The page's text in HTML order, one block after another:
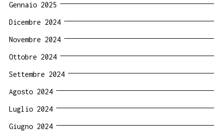
Gennaio 2025
Dicembre 2024
Novembre 2024
Ottobre 2024
Settembre 2024
Agosto 2024
Luglio 2024
Giugno 2024